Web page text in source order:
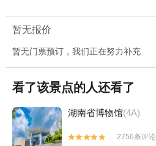
暂无报价
暂无门票预订，我们正在努力补充
看了该景点的人还看了
湖南省博物馆(4A)


2756条评论